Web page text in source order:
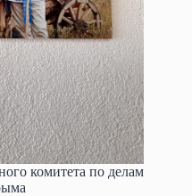
комитета по делам